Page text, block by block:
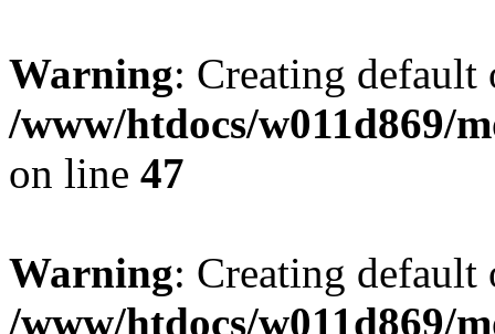
Warning: Creating
/www/htdocs/w011d869/
on line 47
Warning: Creating
/www/htdocs/w011d869/